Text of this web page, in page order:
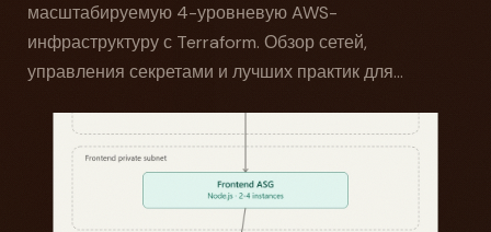
масштабируемую 4-уровневую AWS-
инфраструктуру с Terraform. Обзор сетей,
управления секретами и лучших практик для...